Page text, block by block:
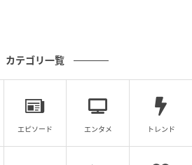
カテゴリ一覧
エピソード エンタメ トレンド